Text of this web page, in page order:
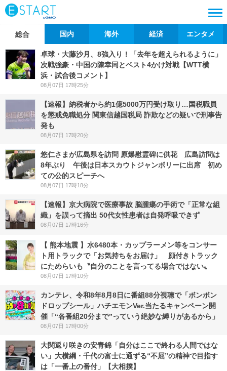
総合 国内 海外 経済 エンタメ
卓球・大藤沙月、8強入り！「去年を超えられるように」
次戦強豪・中国の陳幸同とベスト4かけ対戦【WTT横
浜・試合後コメント】
08月07日 17時25分
【速報】納税者から約1億5000万円受け取り…国税職員
を懲戒免職処分 関東信越国税局 詐欺などの疑いで刑事告
発も
08月07日 17時20分
悠仁さまが広島県を訪問 原爆慰霊碑に供花 広島訪問は
8年ぶり 午後は日本スカウトジャンボリーに出席 初め
ての公的スピーチへ
08月07日 17時18分
【速報】京大病院で医療事故 脳腫瘍の手術で「正常な組
織」を誤って摘出 50代女性患者は自発呼吸できず
08月07日 17時16分
【 熊本地震 】水6480本・カップラーメン等をコンサー
ト用トラックで「お気持ちをお届け」 顔付きトラック
にためらいも〝自分のことを言ってる場合ではない〟
08月07日 17時10分
カンテレ、令和8年8月8日に番組88分視聴で「ボンボン
ドロップシール」ハチエモンVer.当たるキャンペーン開
催「“各番組20分まで”っていう絶妙な縛りがあるから」
08月07日 17時00分
大関返り咲きの安青錦「自分はここで終わる人間ではな
い」大横綱・千代の富士に通ずる“不屈”の精神で目指す
は「一番上の番付」【大相撲】